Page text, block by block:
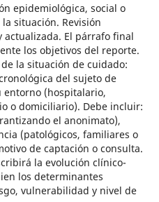
epidemiológica, social o
situación. Revisión
El párrafo final
los objetivos del reporte.
la situación de cuidado:
del sujeto de
entorno (hospitalario,
o domiciliario). Debe incluir:
el anonimato),
(patológicos, familiares o
de captación o consulta.
la evolución clínico-
los determinantes
vulnerabilidad y nivel de